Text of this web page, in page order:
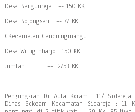
Desa Bangunreja : +- 150 KK
Desa Bojongsari : +- 77 KK
CKecamatan Gandrungmangu :
Desa Wringinharjo : 150 KK
Jumlah = +- 2753 KK
Pengungsian Di Aula Koramil 11/
Dinas Sekcam Kecamatan Sidareja : 11